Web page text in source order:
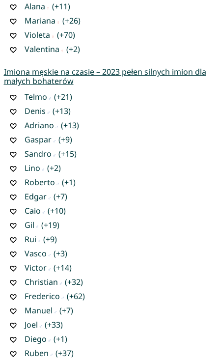
Alana
(+11)
Mariana
(+26)
Violeta
(+70)
Valentina
(+2)
Imiona męskie na czasie – 2023 pełen silnych imion dla
małych bohaterów
Telmo
(+21)
Denis
(+13)
Adriano
(+13)
Gaspar
(+9)
Sandro
(+15)
Lino
(+2)
Roberto
(+1)
Edgar
(+7)
Caio
(+10)
Gil
(+19)
Rui
(+9)
Vasco
(+3)
Victor
(+14)
Christian
(+32)
Frederico
(+62)
Manuel
(+7)
Joel
(+33)
Diego
(+1)
Ruben
(+37)